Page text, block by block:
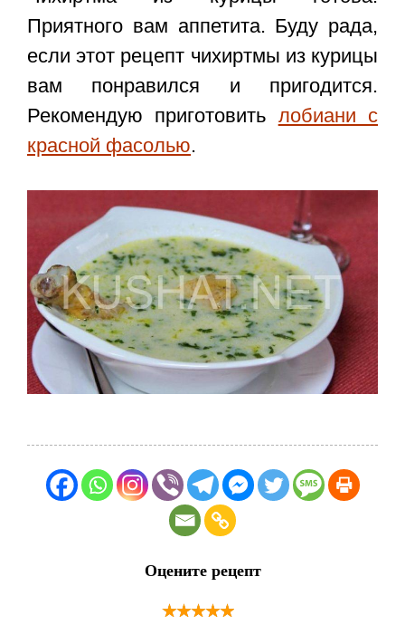
Приятного вам аппетита. Буду рада,
если этот рецепт чихиртмы из курицы
вам понравился и пригодится.
Рекомендую приготовить лобиани с
красной фасолью.
Оцените рецепт